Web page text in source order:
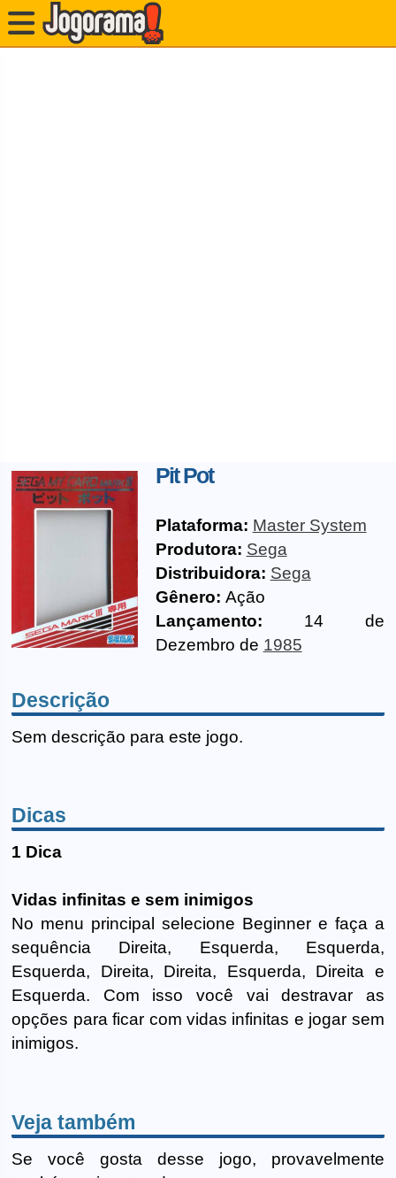
Pit Pot
Plataforma: Master System
Produtora: Sega
Distribuidora: Sega
Gênero: Ação
Lançamento: 14 de
Dezembro de 1985
Descrição
Sem descrição para este jogo.
Dicas
1 Dica
Vidas infinitas e sem inimigos
No menu principal selecione Beginner e faça a
sequência Direita, Esquerda, Esquerda,
Esquerda, Direita, Direita, Esquerda, Direita e
Esquerda. Com isso você vai destravar as
opções para ficar com vidas infinitas e jogar sem
inimigos.
Veja também
Se você gosta desse jogo, provavelmente